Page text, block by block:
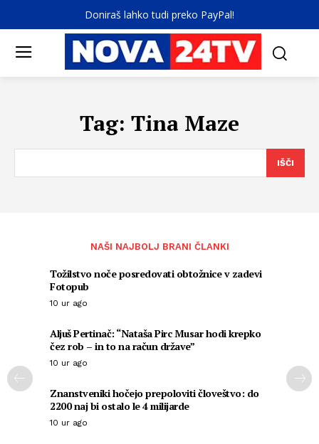
Doniraš lahko tudi preko PayPal!
Tag: Tina Maze
IŠČI
NAŠI NAJBOLJ BRANI ČLANKI
Tožilstvo noče posredovati obtožnice v zadevi
Fotopub
10 ur ago
Aljuš Pertinač: “Nataša Pirc Musar hodi krepko
čez rob – in to na račun države”
10 ur ago
Znanstveniki hočejo prepoloviti človeštvo: do
2200 naj bi ostalo le 4 milijarde
10 ur ago